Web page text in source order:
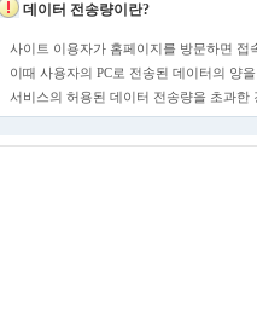
데이터 전송량이란?
사이트 이용자가 홈페이지를 방문하면 접
이때 사용자의 PC로 전송된 데이터의 양
서비스의 허용된 데이터 전송량을 초과